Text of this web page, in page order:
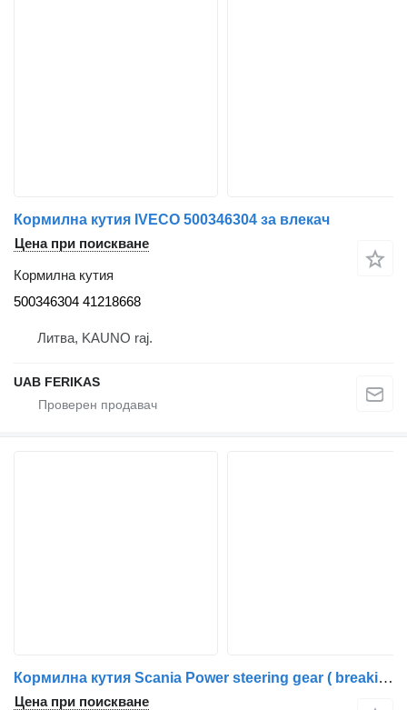
Кормилна кутия IVECO 500346304 за влекач
Цена при поискване
Кормилна кутия
500346304 41218668
Литва, KAUNO raj.
UAB FERIKAS
Кормилна кутия Scania Power steering gear ( breaking trucks for parts ) ZF 1353044 за влекач Scania
Цена при поискване